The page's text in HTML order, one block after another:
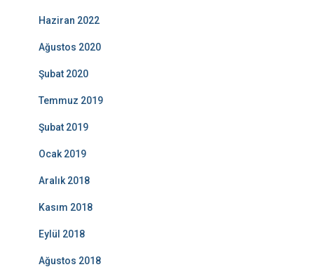
Haziran 2022
Ağustos 2020
Şubat 2020
Temmuz 2019
Şubat 2019
Ocak 2019
Aralık 2018
Kasım 2018
Eylül 2018
Ağustos 2018